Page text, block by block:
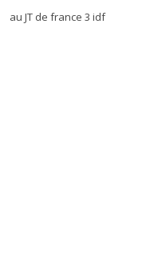
au JT de france 3 idf